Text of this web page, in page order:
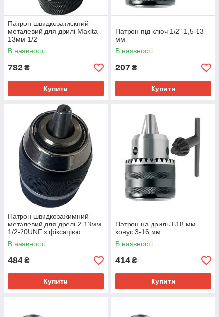
Патрон швидкозатискний
металевий для дрилі Makita
13мм 1/2
В наявності
782 ₴
Купити
Патрон під ключ 1/2" 1,5-13
мм
В наявності
207 ₴
Купити
Патрон швидкозажимний
металевий для дрелі 2-13мм
1/2-20UNF з фіксацією
В наявності
484 ₴
Купити
Патрон на дриль B18 мм
конус 3-16 мм
В наявності
414 ₴
Купити